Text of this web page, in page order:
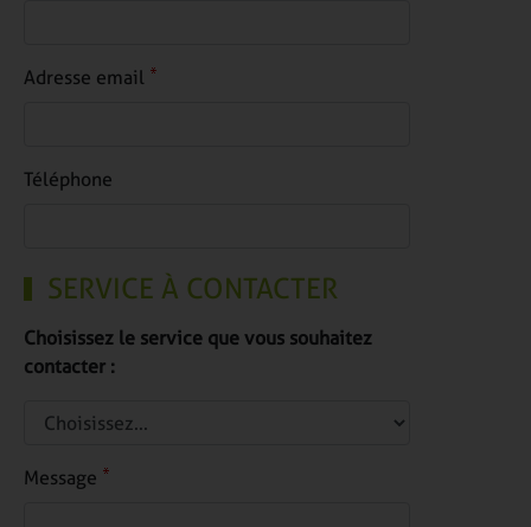
Adresse email
Téléphone
SERVICE À CONTACTER
Choisissez le service que vous souhaitez
contacter :
Message